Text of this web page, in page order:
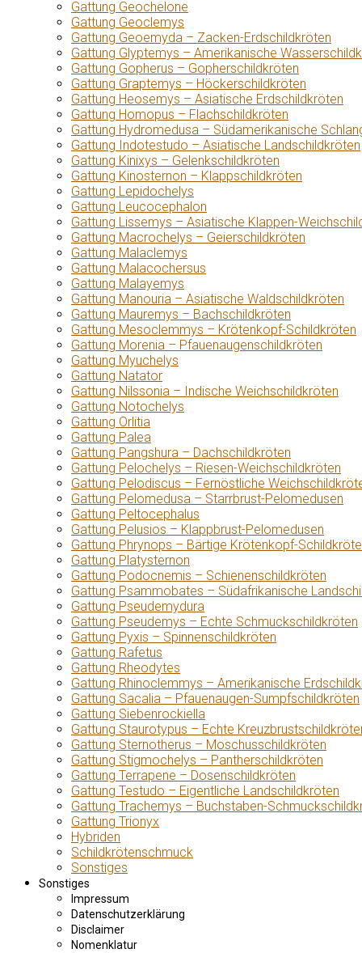
Gattung Geochelone
Gattung Geoclemys
Gattung Geoemyda – Zacken-Erdschildkröten
Gattung Glyptemys – Amerikanische
Gattung Gopherus – Gopherschildkröten
Gattung Graptemys – Höckerschildkröten
Gattung Heosemys – Asiatische Erdschildkröten
Gattung Homopus – Flachschildkröten
Gattung Hydromedusa – Südamerikanische
Gattung Indotestudo – Asiatische Landschildkröten
Gattung Kinixys – Gelenkschildkröten
Gattung Kinosternon – Klappschildkröten
Gattung Lepidochelys
Gattung Leucocephalon
Gattung Lissemys – Asiatische Klappen-
Gattung Macrochelys – Geierschildkröten
Gattung Malaclemys
Gattung Malacochersus
Gattung Malayemys
Gattung Manouria – Asiatische Waldschildkröten
Gattung Mauremys – Bachschildkröten
Gattung Mesoclemmys – Krötenkopf-Schildkröten
Gattung Morenia – Pfauenaugenschildkröten
Gattung Myuchelys
Gattung Natator
Gattung Nilssonia – Indische Weichschildkröten
Gattung Notochelys
Gattung Orlitia
Gattung Palea
Gattung Pangshura – Dachschildkröten
Gattung Pelochelys – Riesen-Weichschildkröten
Gattung Pelodiscus – Fernöstliche
Gattung Pelomedusa – Starrbrust-Pelomedusen
Gattung Peltocephalus
Gattung Pelusios – Klappbrust-Pelomedusen
Gattung Phrynops – Bärtige Krötenkopf-
Gattung Platysternon
Gattung Podocnemis – Schienenschildkröten
Gattung Psammobates – Südafrikanische
Gattung Pseudemydura
Gattung Pseudemys – Echte Schmuckschildkröten
Gattung Pyxis – Spinnenschildkröten
Gattung Rafetus
Gattung Rheodytes
Gattung Rhinoclemmys – Amerikanische
Gattung Sacalia – Pfauenaugen-Sumpfschildkröten
Gattung Siebenrockiella
Gattung Staurotypus – Echte
Gattung Sternotherus – Moschusschildkröten
Gattung Stigmochelys – Pantherschildkröten
Gattung Terrapene – Dosenschildkröten
Gattung Testudo – Eigentliche Landschildkröten
Gattung Trachemys – Buchstaben-
Gattung Trionyx
Hybriden
Schildkrötenschmuck
Sonstiges
Sonstiges
Impressum
Datenschutzerklärung
Disclaimer
Nomenklatur